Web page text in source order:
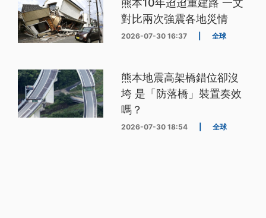
熊本10年迢迢重建路 一文
對比兩次強震各地災情
2026-07-30 16:37 全球
熊本地震高架橋錯位卻沒
垮 是「防落橋」裝置奏效
嗎？
2026-07-30 18:54 全球